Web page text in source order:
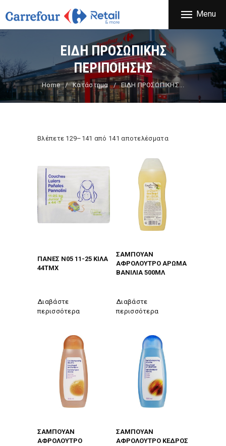
Menu
ΕΙΔΗ ΠΡΟΣΩΠΙΚΗΣ
ΠΕΡΙΠΟΙΗΣΗΣ
Home Κατάστημα ΕΙΔΗ ΠΡΟΣΩΠΙΚΗΣ...
CARREFOUR
Χονδρικό εμπόριο προϊόντων ευρείας κατανάλωσης
ΕΤΑΙΡΕΙΑ
ΠΡΟΪΟΝΤΑ
ΚΑΤΑΣΤΗΜΑΤΑ
ΠΡΟΣΦΟΡΕΣ
FRANCHISE
ΝΕΑ
Βλέπετε 129–141 από 141 αποτελέσματα
ΠΑΝΕΣ Ν05 11-25 ΚΙΛΑ
44ΤΜΧ
Διαβάστε
περισσότερα
ΣΑΜΠΟΥΑΝ
ΑΦΡΟΛΟΥΤΡΟ ΑΡΩΜΑ
ΒΑΝΙΛΙΑ 500ΜΛ
Διαβάστε
περισσότερα
ΣΑΜΠΟΥΑΝ
ΑΦΡΟΛΟΥΤΡΟ
ΣΑΜΠΟΥΑΝ
ΑΦΡΟΛΟΥΤΡΟ ΚΕΔΡΟΣ